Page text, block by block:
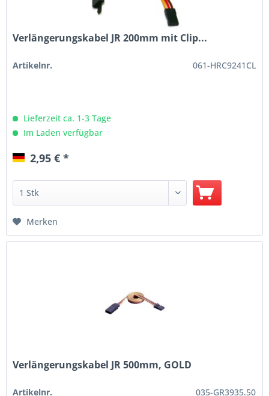
Verlängerungskabel JR 200mm mit Clip...
Artikelnr. 061-HRC9241CL
Lieferzeit ca. 1-3 Tage
Im Laden verfügbar
2,95 € *
Merken
Verlängerungskabel JR 500mm, GOLD
Artikelnr. 035-GR3935.50